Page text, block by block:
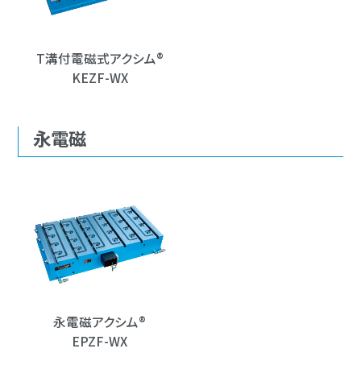
T溝付電磁式アクシム®
KEZF-WX
永電磁
永電磁アクシム®
EPZF-WX